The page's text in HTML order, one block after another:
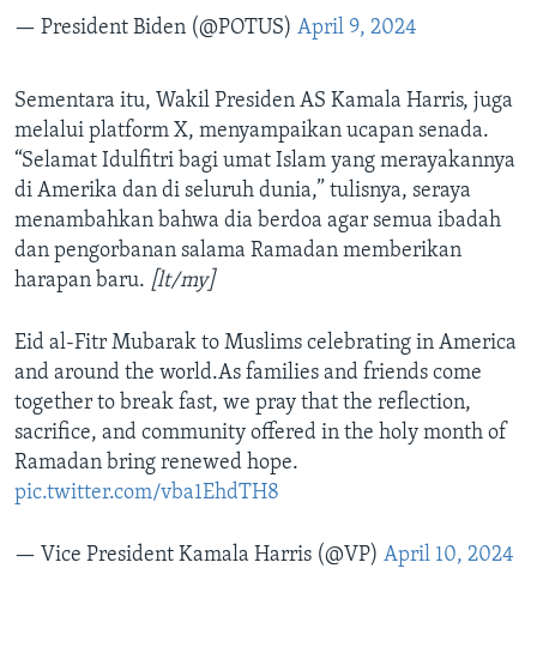
— President Biden (@POTUS) April 9, 2024
Sementara itu, Wakil Presiden AS Kamala Harris, juga
melalui platform X, menyampaikan ucapan senada.
“Selamat Idulfitri bagi umat Islam yang merayakannya
di Amerika dan di seluruh dunia,” tulisnya, seraya
menambahkan bahwa dia berdoa agar semua ibadah
dan pengorbanan salama Ramadan memberikan
harapan baru. [lt/my]
Eid al-Fitr Mubarak to Muslims celebrating in America
and around the world.As families and friends come
together to break fast, we pray that the reflection,
sacrifice, and community offered in the holy month of
Ramadan bring renewed hope.
pic.twitter.com/vba1EhdTH8
— Vice President Kamala Harris (@VP) April 10, 2024